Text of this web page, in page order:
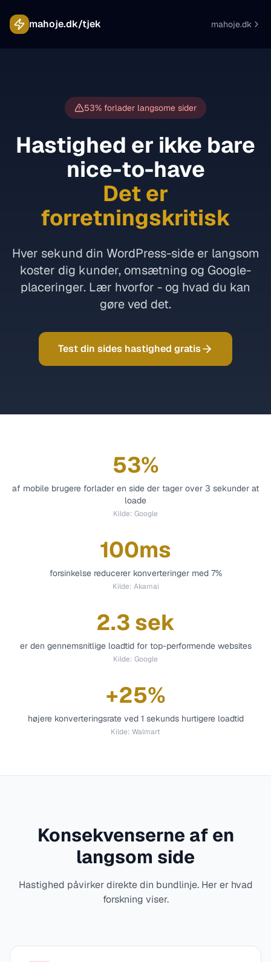
mahoje.dk/tjek mahoje.dk
53% forlader langsome sider
Hastighed er ikke bare
nice-to-have
Det er
forretningskritisk
Hver sekund din WordPress-side er langsom
koster dig kunder, omsætning og Google-
placeringer. Lær hvorfor - og hvad du kan
gøre ved det.
Test din sides hastighed gratis
53%
af mobile brugere forlader en side der tager over 3 sekunder at
loade
Kilde: Google
100ms
forsinkelse reducerer konverteringer med 7%
Kilde: Akamai
2.3 sek
er den gennemsnitlige loadtid for top-performende websites
Kilde: Google
+25%
højere konverteringsrate ved 1 sekunds hurtigere loadtid
Kilde: Walmart
Konsekvenserne af en
langsom side
Hastighed påvirker direkte din bundlinje. Her er hvad
forskning viser.